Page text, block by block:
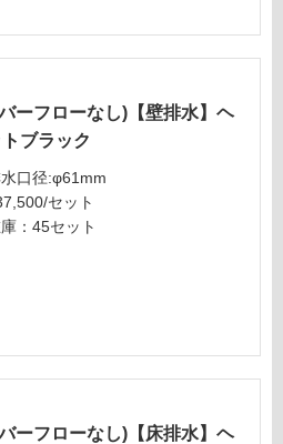
ーフローなし)【壁排水】ヘ
ブラック
口径:φ61mm
セット
：45セット
ーフローなし)【床排水】ヘ